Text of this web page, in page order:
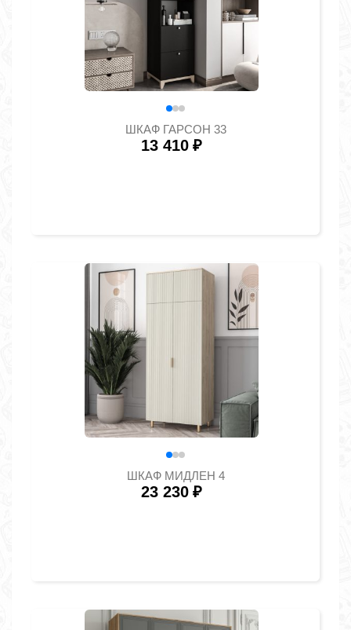
ШКАФ ГАРСОН 33
13 410 ₽
ШКАФ МИДЛЕН 4
23 230 ₽